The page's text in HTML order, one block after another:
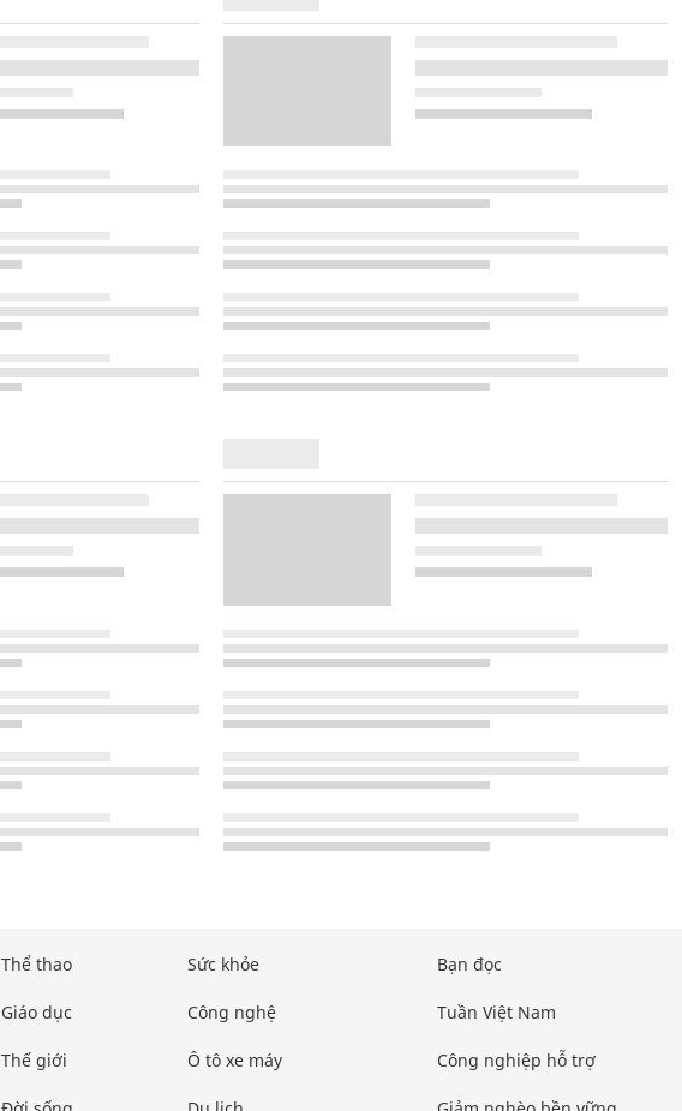
Thể thao
Giáo dục
Thế giới
Sức khỏe
Công nghệ
Ô tô xe máy
Bạn đọc
Tuần Việt Nam
Công nghiệp hỗ trợ